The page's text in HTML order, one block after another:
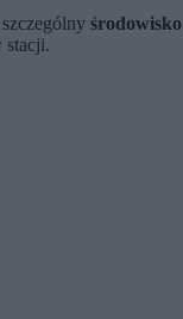
stacji.